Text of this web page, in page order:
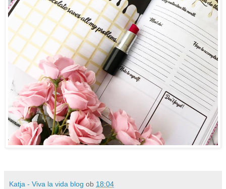
Katja - Viva la vida blog ob 18:04